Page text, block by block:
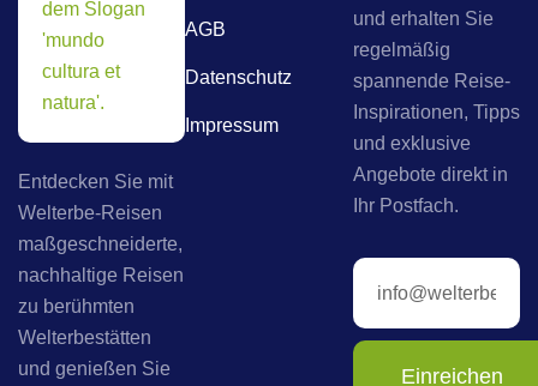
Entdecken Sie mit
Welterbe-Reisen
maßgeschneiderte,
nachhaltige Reisen
zu berühmten
Welterbestätten
und genießen Sie
AGB
Datenschutz
Impressum
und erhalten Sie
regelmäßig
spannende Reise-
Inspirationen, Tipps
und exklusive
Angebote direkt in
Ihr Postfach.
Einreichen